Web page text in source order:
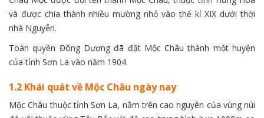
và được chia thành nhiều mường nhỏ vào thế kỉ XIX dưới thời
nhà Nguyễn.
Toàn quyền Đông Dương đã đặt Mộc Châu thành một huyện
của tỉnh Sơn La vào năm 1904.
1.2 Khái quát về Mộc Châu ngày nay
Mộc Châu thuộc tỉnh Sơn La, nằm trên cao nguyên của vùng núi